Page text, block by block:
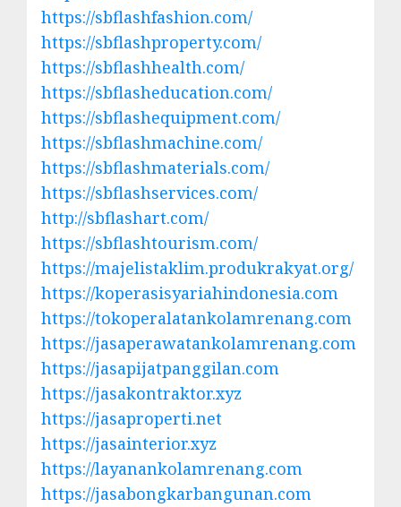
https://sbflashfashion.com/
https://sbflashproperty.com/
https://sbflashhealth.com/
https://sbflasheducation.com/
https://sbflashequipment.com/
https://sbflashmachine.com/
https://sbflashmaterials.com/
https://sbflashservices.com/
http://sbflashart.com/
https://sbflashtourism.com/
https://majelistaklim.produkrakyat.org/
https://koperasisyariahindonesia.com
https://tokoperalatankolamrenang.com
https://jasaperawatankolamrenang.com
https://jasapijatpanggilan.com
https://jasakontraktor.xyz
https://jasaproperti.net
https://jasainterior.xyz
https://layanankolamrenang.com
https://jasabongkarbangunan.com